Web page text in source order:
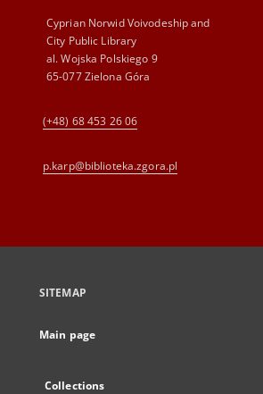
Cyprian Norwid Voivodeship and
City Public Library
al. Wojska Polskiego 9
65-077 Zielona Góra
(+48) 68 453 26 06
p.karp@biblioteka.zgora.pl
SITEMAP
Main page
Collections